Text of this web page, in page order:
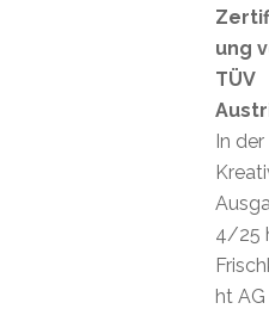
ung
TÜV
In der
4/25
ht